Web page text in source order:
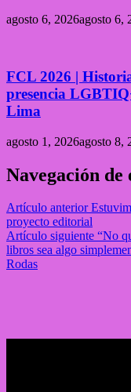
agosto 6, 2026agosto 6,
FCL 2026 |
presencia
Lima
agosto 1, 2026agosto 8,
Navegación de
Artículo anterior
proyecto editorial
Artículo siguiente “No
libros sea algo
Rodas